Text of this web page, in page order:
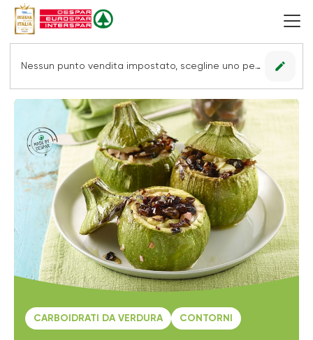
Nessun punto vendita impostato, scegline uno per vedere le offerte. edit
CARBOIDRATI DA VERDURA CONTORNI